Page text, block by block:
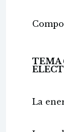
TEMA
La